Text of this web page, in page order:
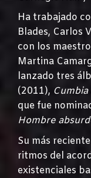
Ha trabajado
Blades, Carlos
con los
Martina
lanzado tres
(2011),
que fue
Hombre
Su más
ritmos del
existenciales